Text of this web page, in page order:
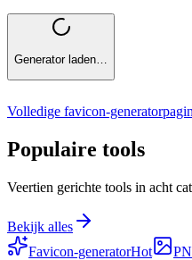
Generator laden…
Volledige favicon-
Populaire tools
Veertien gerichte tools in acht
Bekijk alles
Favicon-generatorHot